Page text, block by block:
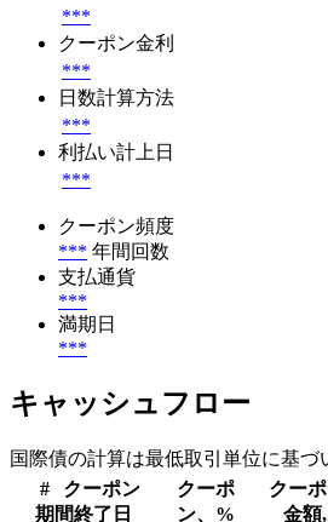
***
クーポン金利
***
日数計算方法
***
利払い計上日
***
クーポン頻度
*** 年間回数
支払通貨
***
満期日
***
キャッシュフロー
国際債の計算は最低取引単位に基づ
#
クーポン
期間終了日
クーポ
ン、%
クー
金額